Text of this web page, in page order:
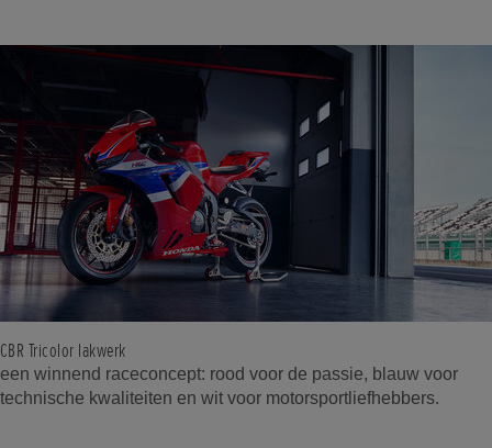
CBR Tricolor lakwerk
een winnend raceconcept: rood voor de passie, blauw voor
technische kwaliteiten en wit voor motorsportliefhebbers.